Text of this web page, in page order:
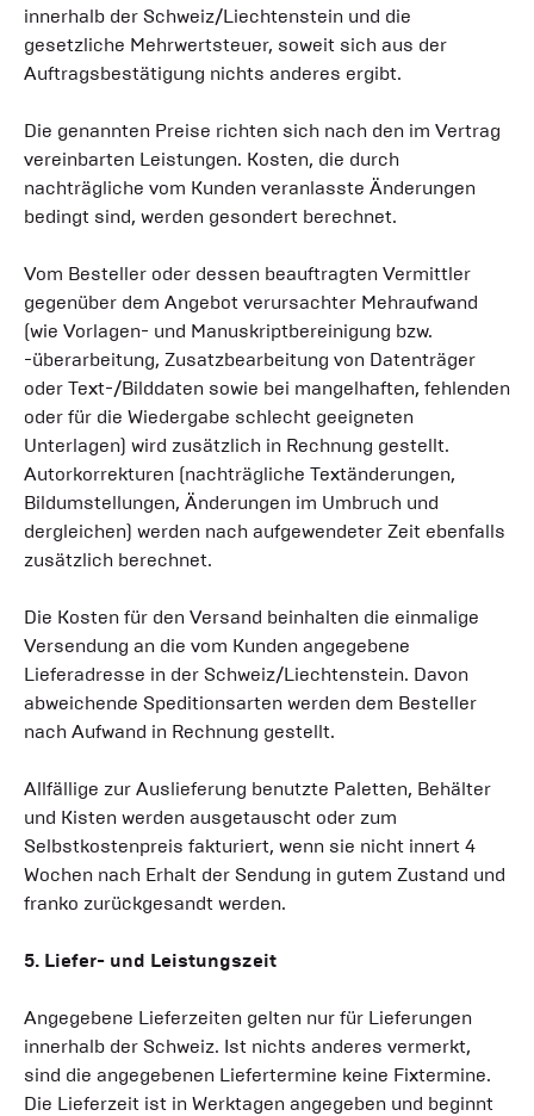
innerhalb der Schweiz/Liechtenstein und die
gesetzliche Mehrwertsteuer, soweit sich aus der
Auftragsbestätigung nichts anderes ergibt.
Die genannten Preise richten sich nach den im Vertrag
vereinbarten Leistungen. Kosten, die durch
nachträgliche vom Kunden veranlasste Änderungen
bedingt sind, werden gesondert berechnet.
Vom Besteller oder dessen beauftragten Vermittler
gegenüber dem Angebot verursachter Mehraufwand
(wie Vorlagen- und Manuskriptbereinigung bzw.
-überarbeitung, Zusatzbearbeitung von Datenträger
oder Text-/Bilddaten sowie bei mangelhaften, fehlenden
oder für die Wiedergabe schlecht geeigneten
Unterlagen) wird zusätzlich in Rechnung gestellt.
Autorkorrekturen (nachträgliche Textänderungen,
Bildumstellungen, Änderungen im Umbruch und
dergleichen) werden nach aufgewendeter Zeit ebenfalls
zusätzlich berechnet.
Die Kosten für den Versand beinhalten die einmalige
Versendung an die vom Kunden angegebene
Lieferadresse in der Schweiz/Liechtenstein. Davon
abweichende Speditionsarten werden dem Besteller
nach Aufwand in Rechnung gestellt.
Allfällige zur Auslieferung benutzte Paletten, Behälter
und Kisten werden ausgetauscht oder zum
Selbstkostenpreis fakturiert, wenn sie nicht innert 4
Wochen nach Erhalt der Sendung in gutem Zustand und
franko zurückgesandt werden.
5. Liefer- und Leistungszeit
Angegebene Lieferzeiten gelten nur für Lieferungen
innerhalb der Schweiz. Ist nichts anderes vermerkt,
sind die angegebenen Liefertermine keine Fixtermine.
Die Lieferzeit ist in Werktagen angegeben und beginnt